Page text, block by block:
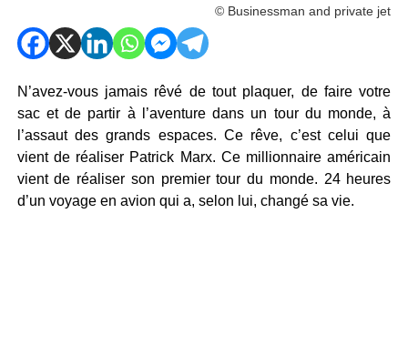
© Businessman and private jet
N’avez-vous jamais rêvé de tout plaquer, de faire votre
sac et de partir à l’aventure dans un tour du monde, à
l’assaut des grands espaces. Ce rêve, c’est celui que
vient de réaliser Patrick Marx. Ce millionnaire américain
vient de réaliser son premier tour du monde. 24 heures
d’un voyage en avion qui a, selon lui, changé sa vie.